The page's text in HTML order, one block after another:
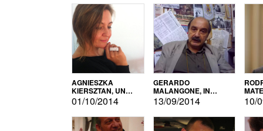
AGNIESZKA
KIERSZTAN, UN
MODELLO DI
AUTOPRODUZIONE
01/10/2014
GERARDO
MALANGONE, IN
GIURIA PER IL
CONCORSO
LETTERARIO
13/09/2014 10/